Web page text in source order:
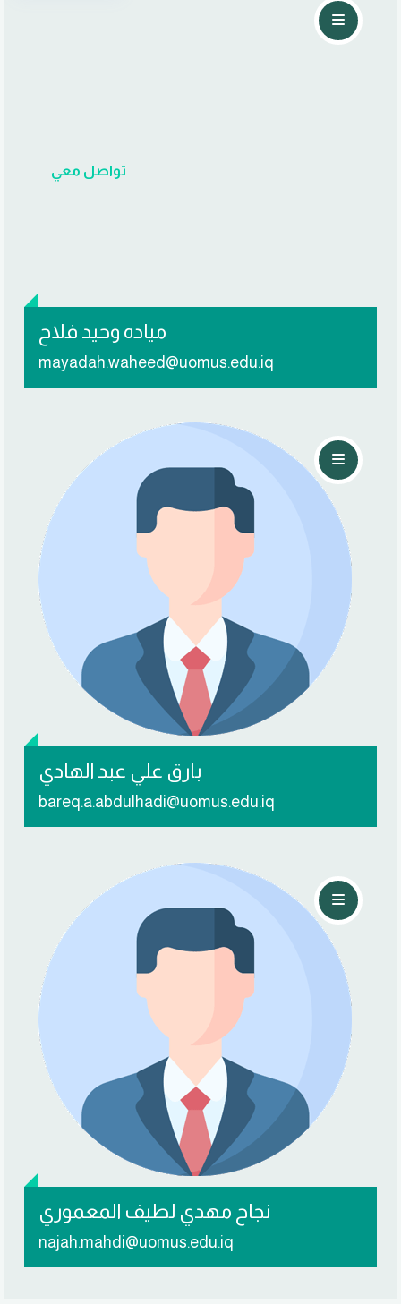
مياده وحيد فلاح
mayadah.waheed@uomus.edu.iq
تواصل معي
بارق علي عبد الهادي
bareq.a.abdulhadi@uomus.edu.iq
نجاح مهدي لطيف المعموري
najah.mahdi@uomus.edu.iq